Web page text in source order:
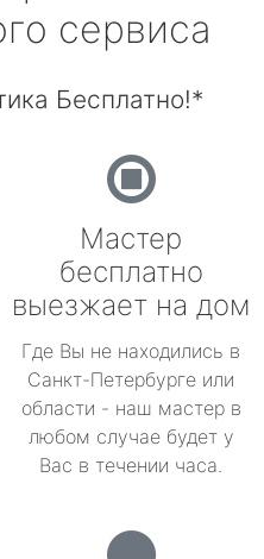
сервиса
Бесплатно!*
Мастер
бесплатно
выезжает на дом
Где Вы не находились в
Санкт-Петербурге или
области - наш мастер в
любом случае будет у
Вас в течении часа.